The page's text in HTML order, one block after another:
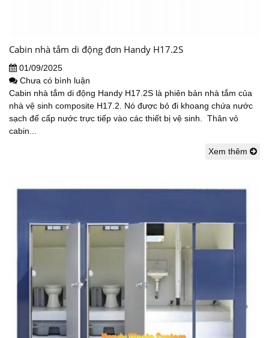
Cabin nhà tắm di động đơn Handy H17.2S
01/09/2025
Chưa có bình luận
Cabin nhà tắm di động Handy H17.2S là phiên bản nhà tắm của
nhà vệ sinh composite H17.2. Nó được bỏ đi khoang chứa nước
sạch để cấp nước trực tiếp vào các thiết bị vệ sinh. Thân vỏ
cabin...
Xem thêm